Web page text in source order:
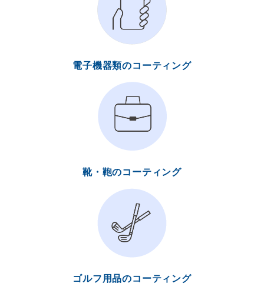
電子機器類のコーティング
靴・鞄のコーティング
ゴルフ用品のコーティング